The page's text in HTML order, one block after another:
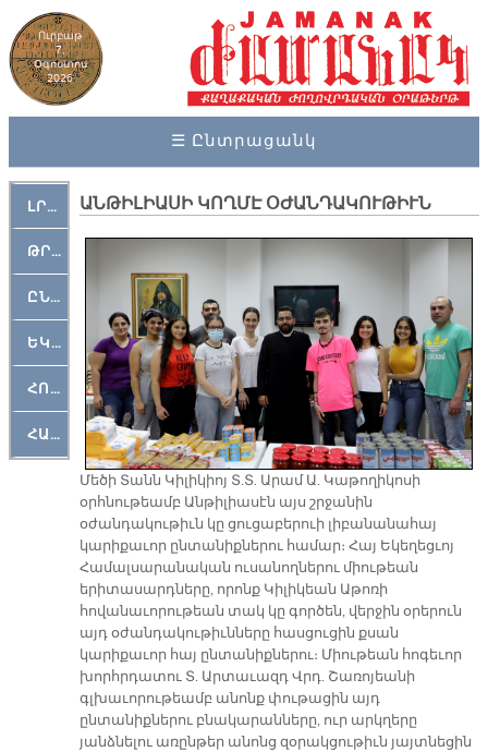
Ուրբաթ
7,
Օգոստոս
2026
☰ Ընտրացանկ
ԼՐԱՀՈՍ
ԹՐՔԱՀԱՅ ԿԵԱՆՔ
ԸՆԿԵՐԱՄՇԱԿՈՒԹԱՅԻՆ
ԵԿԵՂԵՑԱԿԱՆ
ՀՈԳԵՄՏԱՒՈՐ
ՀԱՐԹԱԿ
ԱՆԹԻԼԻԱՍԻ ԿՈՂՄԷ ՕԺԱՆԴԱԿՈՒԹԻՒՆ
Մեծի Տանն Կիլիկիոյ Տ.Տ. Արամ Ա. Կաթողիկոսի
օրհնութեամբ Անթիլիասէն այս շրջանին
օժանդակութիւն կը ցուցաբերուի լիբանանահայ
կարիքաւոր ընտանիքներու համար։ Հայ Եկեղեցւոյ
Համալսարանական ուսանողներու միութեան
երիտասարդները, որոնք Կիլիկեան Աթոռի
հովանաւորութեան տակ կը գործեն, վերջին օրերուն
այդ օժանդակութիւնները հասցուցին քսան
կարիքաւոր հայ ընտանիքներու։ Միութեան հոգեւոր
խորհրդատու Տ. Արտաւազդ Վրդ. Շառոյեանի
գլխաւորութեամբ անոնք փութացին այդ
ընտանիքներու բնակարանները, ուր արկղերը
յանձնելու առընթեր անոնց զօրակցութիւն յայտնեցին